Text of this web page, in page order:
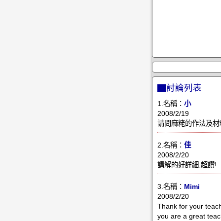
▇討論列表
1.名稱： 小
2008/2/19
請問麻粩的作法及材
2.名稱： 佳
2008/2/20
講解的好詳細,超讚!
3.名稱： Mimi
2008/2/20
Thank for your
you are a great